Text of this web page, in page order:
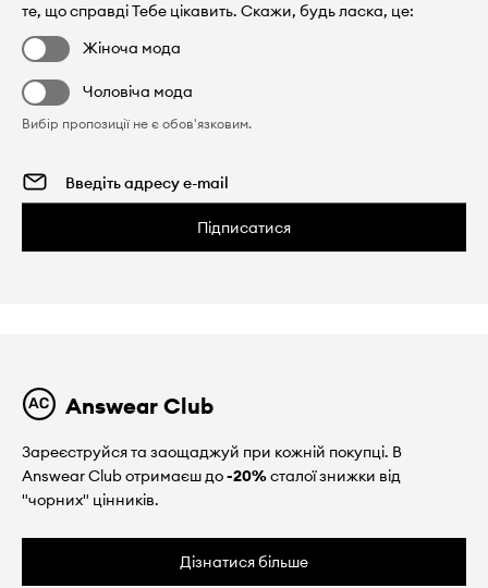
те, що справді Тебе цікавить. Скажи, будь ласка, це:
Жіноча мода
Чоловіча мода
Вибір пропозиції не є обов'язковим.
Підписатися
Answear Club
Зареєструйся та заощаджуй при кожній покупці. В
Answear Club отримаєш до-20%сталої знижки від
"чорних" цінників.
Дізнатися більше